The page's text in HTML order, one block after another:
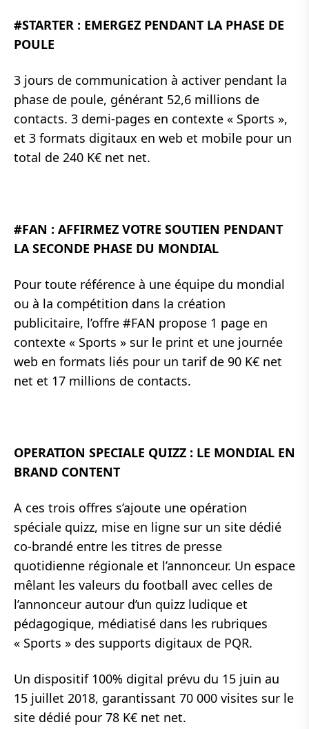
#STARTER : EMERGEZ PENDANT LA PHASE DE
POULE
3 jours de communication à activer pendant la
phase de poule, générant 52,6 millions de
contacts. 3 demi-pages en contexte « Sports »,
et 3 formats digitaux en web et mobile pour un
total de 240 K€ net net.
#FAN : AFFIRMEZ VOTRE SOUTIEN PENDANT
LA SECONDE PHASE DU MONDIAL
Pour toute référence à une équipe du mondial
ou à la compétition dans la création
publicitaire, l’offre #FAN propose 1 page en
contexte « Sports » sur le print et une journée
web en formats liés pour un tarif de 90 K€ net
net et 17 millions de contacts.
OPERATION SPECIALE QUIZZ : LE MONDIAL EN
BRAND CONTENT
A ces trois offres s’ajoute une opération
spéciale quizz, mise en ligne sur un site dédié
co-brandé entre les titres de presse
quotidienne régionale et l’annonceur. Un espace
mêlant les valeurs du football avec celles de
l’annonceur autour d’un quizz ludique et
pédagogique, médiatisé dans les rubriques
« Sports » des supports digitaux de PQR.
Un dispositif 100% digital prévu du 15 juin au
15 juillet 2018, garantissant 70 000 visites sur le
site dédié pour 78 K€ net net.